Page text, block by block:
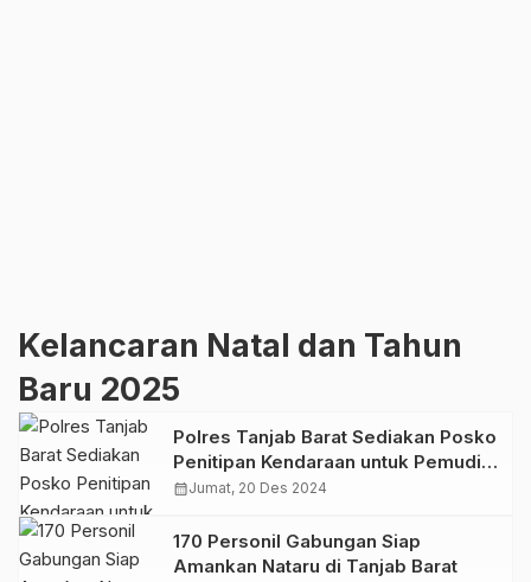
Kelancaran Natal dan Tahun
Baru 2025
Polres Tanjab Barat Sediakan Posko
Penitipan Kendaraan untuk Pemudik
Selama Nataru
calendar_monthJumat, 20 Des 2024
170 Personil Gabungan Siap
Amankan Nataru di Tanjab Barat